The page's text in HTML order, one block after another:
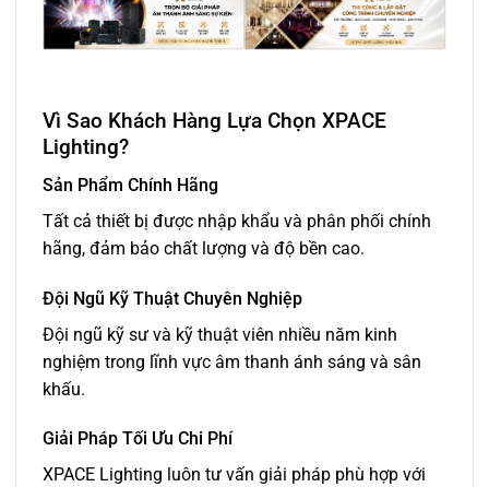
Vì Sao Khách Hàng Lựa Chọn XPACE
Lighting?
Sản Phẩm Chính Hãng
Tất cả thiết bị được nhập khẩu và phân phối chính
hãng, đảm bảo chất lượng và độ bền cao.
Đội Ngũ Kỹ Thuật Chuyên Nghiệp
Đội ngũ kỹ sư và kỹ thuật viên nhiều năm kinh
nghiệm trong lĩnh vực âm thanh ánh sáng và sân
khấu.
Giải Pháp Tối Ưu Chi Phí
XPACE Lighting luôn tư vấn giải pháp phù hợp với